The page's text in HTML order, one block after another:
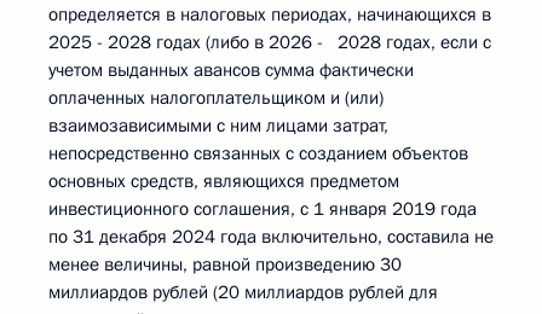
определяется в налоговых периодах, начинающихся в
2025 - 2028 годах (либо в 2026 - 2028 годах, если с
учетом выданных авансов сумма фактически
оплаченных налогоплательщиком и (или)
взаимозависимыми с ним лицами затрат,
непосредственно связанных с созданием объектов
основных средств, являющихся предметом
инвестиционного соглашения, с 1 января 2019 года
по 31 декабря 2024 года включительно, составила не
менее величины, равной произведению 30
миллиардов рублей (20 миллиардов рублей для